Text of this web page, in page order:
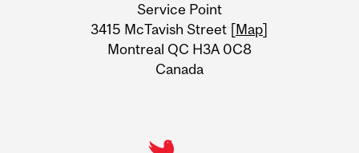
Information
Service Point
3415 McTavish Street [Map]
Montreal QC H3A 0C8
Canada